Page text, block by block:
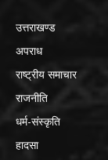
उत्तराखण्ड
अपराध
राष्ट्रीय समाचार
राजनीति
धर्म-संस्कृति
हादसा